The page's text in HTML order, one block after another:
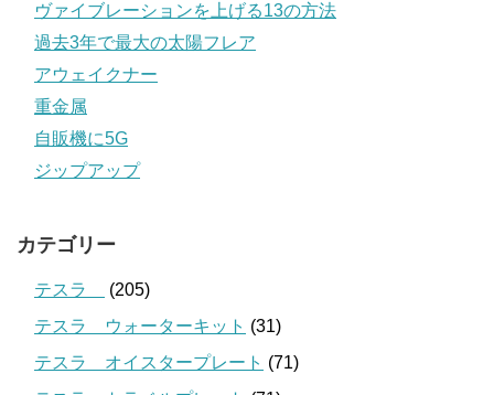
ヴァイブレーションを上げる13の方法
過去3年で最大の太陽フレア
アウェイクナー
重金属
自販機に5G
ジップアップ
カテゴリー
テスラ
(205)
テスラ ウォーターキット (31)
テスラ オイスタープレート (71)